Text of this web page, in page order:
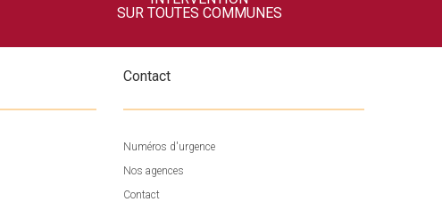
SUR TOUTES COMMUNES
Contact
Numéros d'urgence
Nos agences
Contact